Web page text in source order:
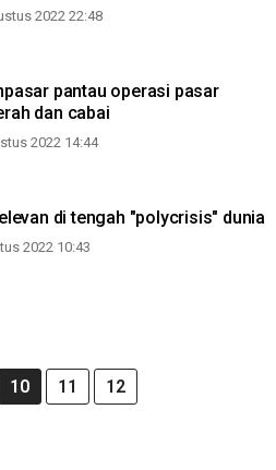
2022 22:48
pantau operasi pasar
dan cabai
2022 14:44
di tengah "polycrisis" dunia
2022 10:43
10 11 12